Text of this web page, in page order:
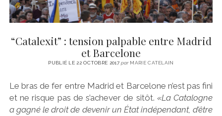
“Catalexit” : tension palpable entre Madrid
et Barcelone
PUBLIÉ LE 22 OCTOBRE 2017parMARIE CATELAIN
Le bras de fer entre Madrid et Barcelone n’est pas fini
et ne risque pas de s’achever de sitôt.«La Catalogne
a gagné le droit de devenir un État indépendant, d’être